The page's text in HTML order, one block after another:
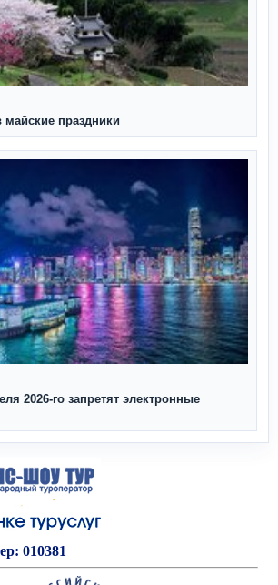
праздники
2026‑го запретят электронные
010381